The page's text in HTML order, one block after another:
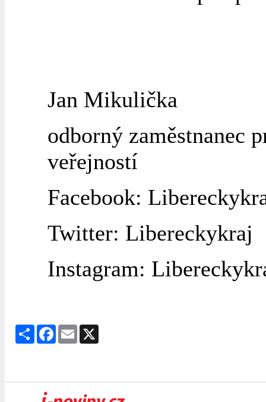
Jan Mikulička
odborný zaměstnanec
veřejností
Facebook:
Twitter: Libereckykraj
Instagram:
Share Facebook
Email